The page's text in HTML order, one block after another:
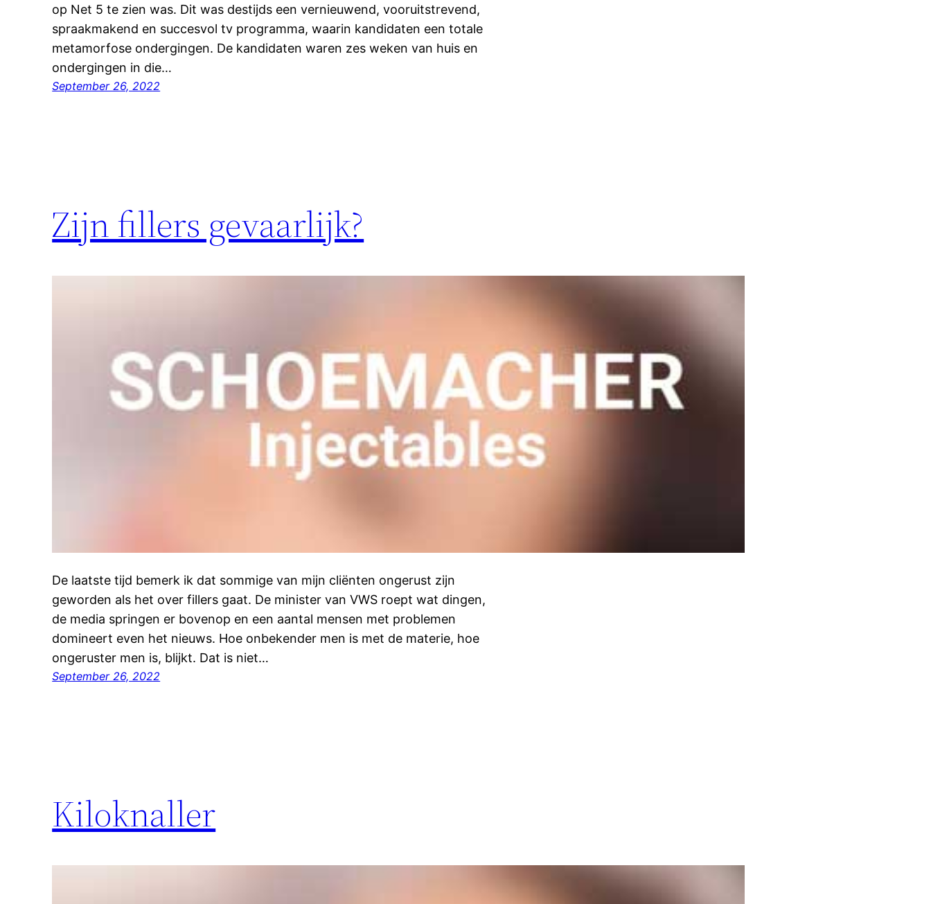
op Net 5 te zien was. Dit was destijds een vernieuwend, vooruitstrevend,
spraakmakend en succesvol tv programma, waarin kandidaten een totale
metamorfose ondergingen. De kandidaten waren zes weken van huis en
ondergingen in die…
September 26, 2022
Zijn fillers gevaarlijk?
De laatste tijd bemerk ik dat sommige van mijn cliënten ongerust zijn
geworden als het over fillers gaat. De minister van VWS roept wat dingen,
de media springen er bovenop en een aantal mensen met problemen
domineert even het nieuws. Hoe onbekender men is met de materie, hoe
ongeruster men is, blijkt. Dat is niet…
September 26, 2022
Kiloknaller